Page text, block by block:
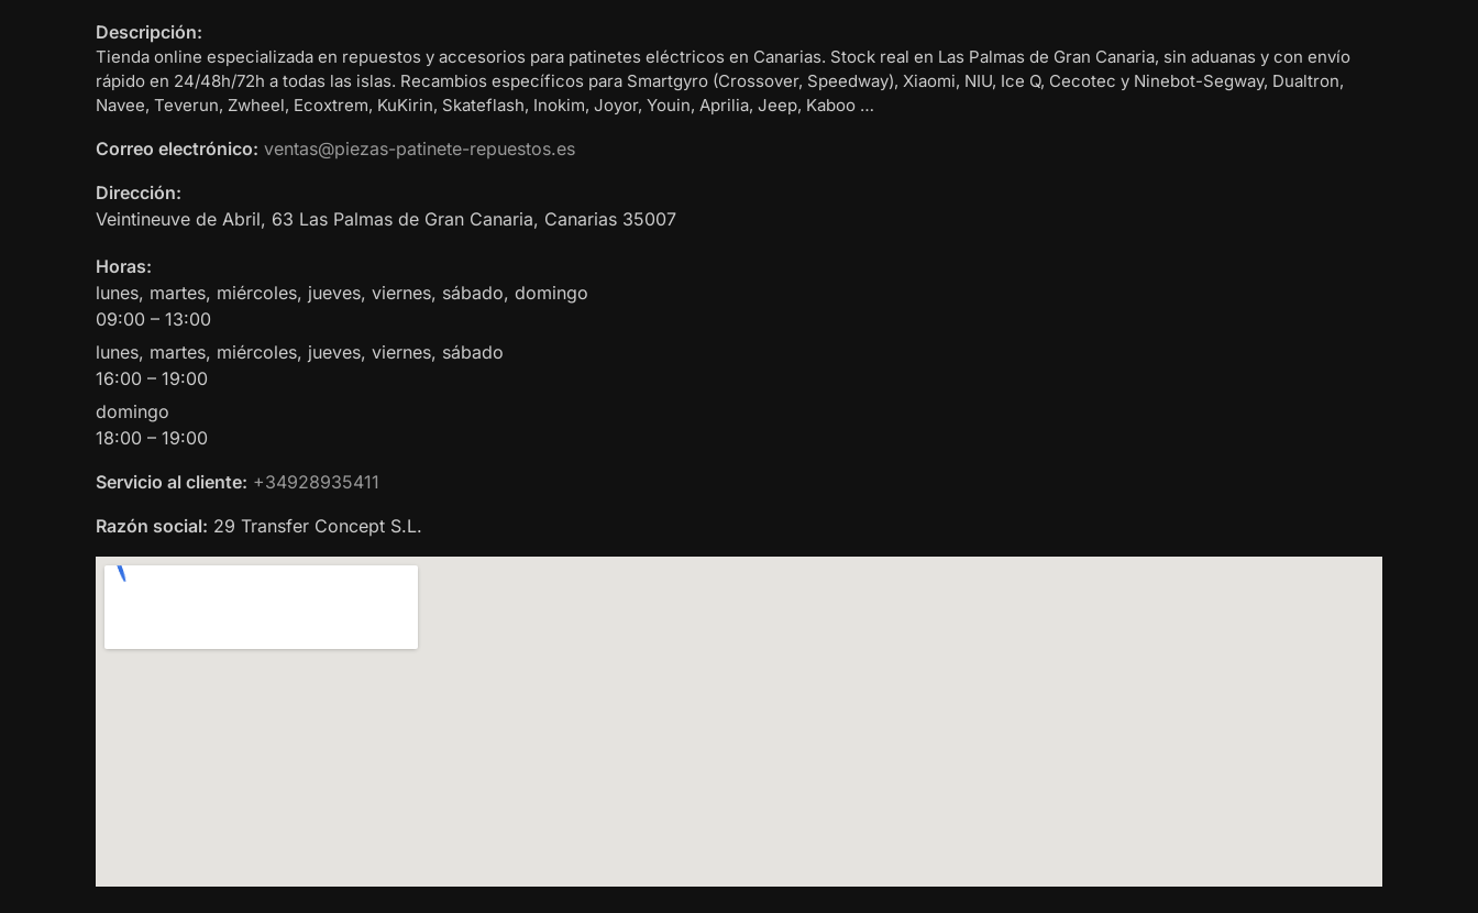
Descripción:
Tienda online especializada en repuestos y accesorios para patinetes eléctricos en Canarias. Stock real en Las Palmas de Gran Canaria, sin aduanas y con envío
rápido en 24/48h/72h a todas las islas. Recambios específicos para Smartgyro (Crossover, Speedway), Xiaomi, NIU, Ice Q, Cecotec y Ninebot-Segway, Dualtron,
Navee, Teverun, Zwheel, Ecoxtrem, KuKirin, Skateflash, Inokim, Joyor, Youin, Aprilia, Jeep, Kaboo …
Correo electrónico: ventas@piezas-patinete-repuestos.es
Dirección:
Veintineuve de Abril, 63 Las Palmas de Gran Canaria, Canarias 35007
Horas:
lunes, martes, miércoles, jueves, viernes, sábado, domingo
09:00 – 13:00
lunes, martes, miércoles, jueves, viernes, sábado
16:00 – 19:00
domingo
18:00 – 19:00
Servicio al cliente: +34928935411
Razón social: 29 Transfer Concept S.L.